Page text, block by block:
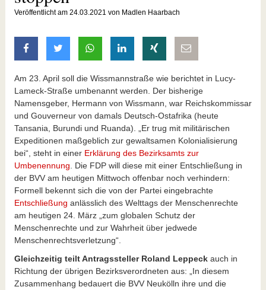
Veröffentlicht am 24.03.2021 von Madlen Haarbach
auf Facebook teilen
auf Twitter teilenmit Whatsapp teilen
auf LinkedIn teilen
auf Xing teilen
Am 23. April soll die Wissmannstraße wie berichtet in Lucy-
Lameck-Straße umbenannt werden. Der bisherige
Namensgeber, Hermann von Wissmann, war Reichskommissar
und Gouverneur von damals Deutsch-Ostafrika (heute
Tansania, Burundi und Ruanda). „Er trug mit militärischen
Expeditionen maßgeblich zur gewaltsamen Kolonialisierung
bei“, steht in einer Erklärung des Bezirksamts zur
Umbenennung . Die FDP will diese mit einer Entschließung in
der BVV am heutigen Mittwoch offenbar noch verhindern:
Formell bekennt sich die von der Partei eingebrachte
Entschließung anlässlich des Welttags der Menschenrechte
am heutigen 24. März „zum globalen Schutz der
Menschenrechte und zur Wahrheit über jedwede
Menschenrechtsverletzung“.
Gleichzeitig teilt Antragssteller Roland Leppeckauch in
Richtung der übrigen Bezirksverordneten aus: „In diesem
Zusammenhang bedauert die BVV Neukölln ihre und die